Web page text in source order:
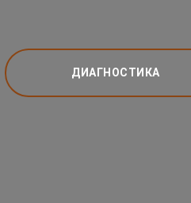
ДИАГНОСТИКА